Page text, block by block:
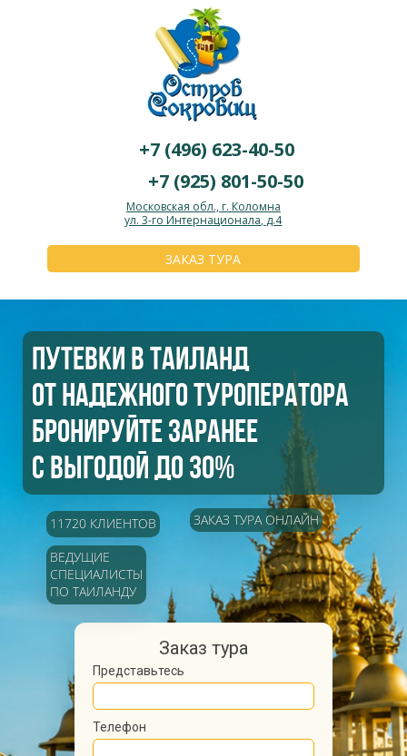
ЗАКАЗ ТУРА
+7 (496) 623-40-50
+7 (925) 801-50-50
Московская обл., г. Коломна
ул. 3-го Интернационала, д.4
ПУТЕВКИ В ТАИЛАНД
ОТ НАДЕЖНОГО ТУРОПЕРАТОРА
БРОНИРУЙТЕ ЗАРАНЕЕ
С ВЫГОДОЙ ДО 30%
11720 КЛИЕНТОВ ЗАКАЗ ТУРА ОНЛАЙН
ВЕДУЩИЕ
СПЕЦИАЛИСТЫ
ПО ТАИЛАНДУ
Заказ тура
Представьтесь
Телефон